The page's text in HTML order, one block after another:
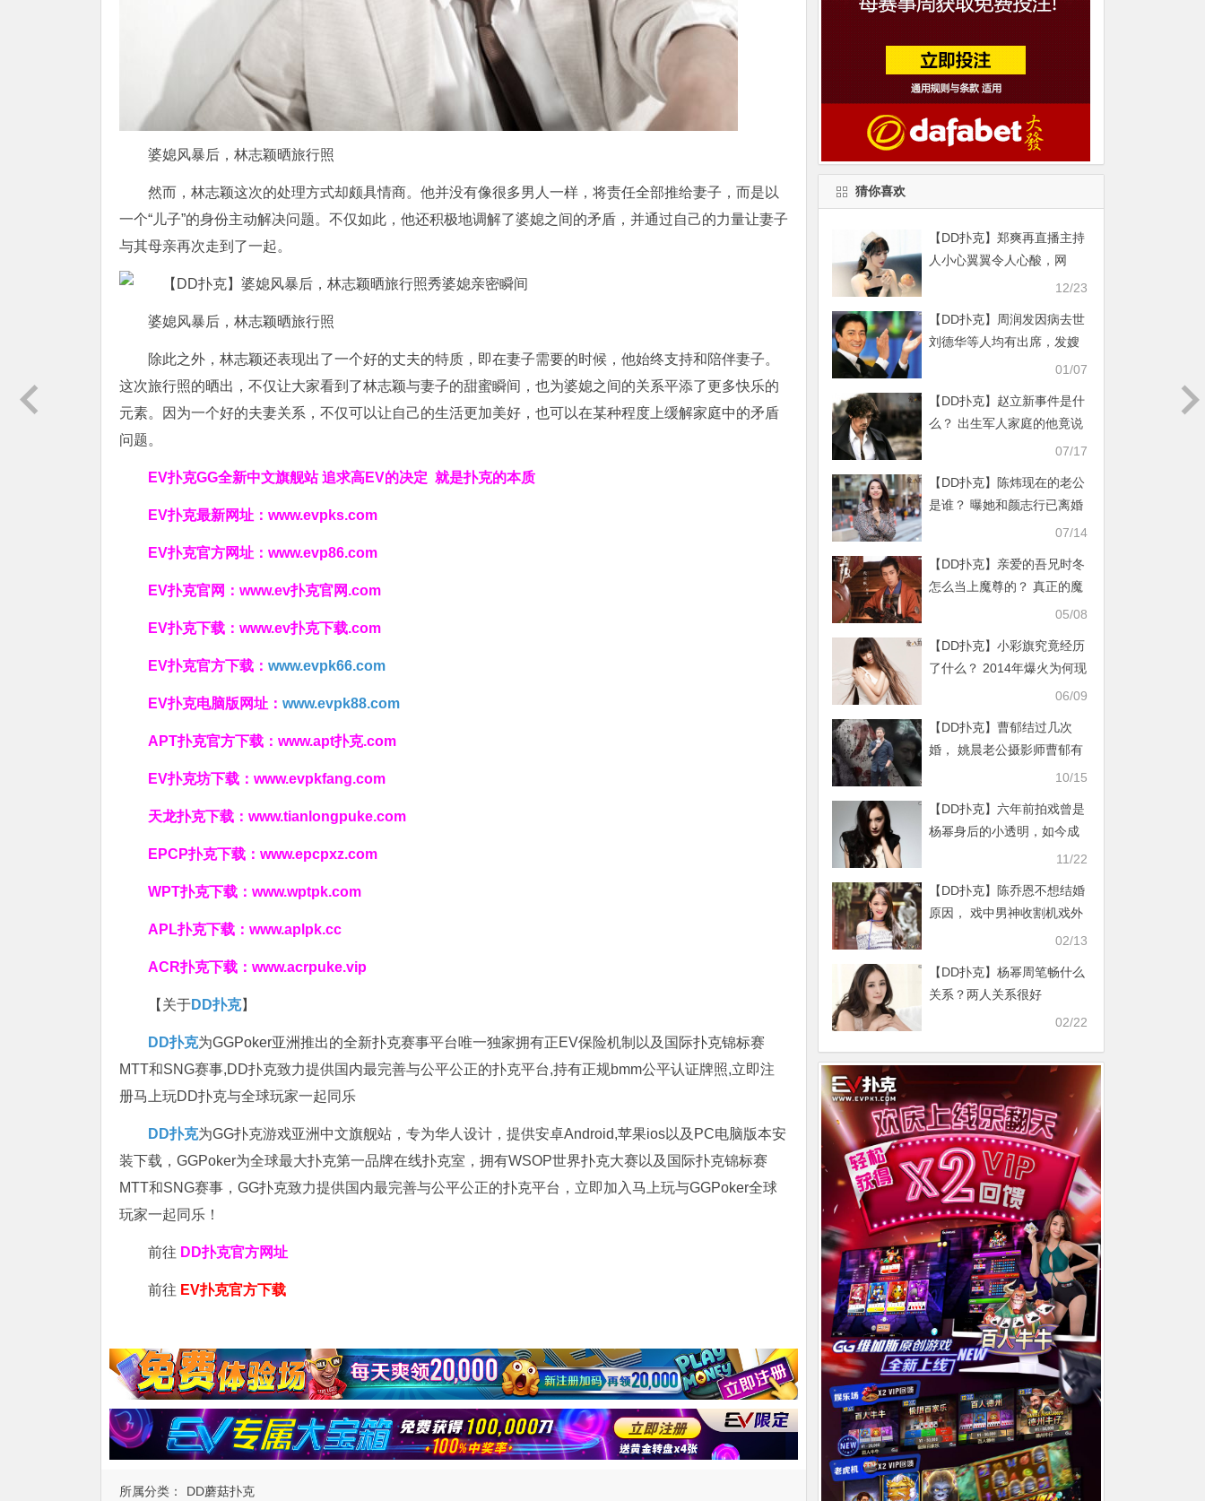
所属分类： DD蘑菇扑克
婆媳风暴后，林志颖晒旅行照
然而，林志颖这次的处理方式却颇具情商。他并没有像很多男人一样，将责任全部推给妻子，而是以
一个“儿子”的身份主动解决问题。不仅如此，他还积极地调解了婆媳之间的矛盾，并通过自己的力量让妻子
与其母亲再次走到了一起。
婆媳风暴后，林志颖晒旅行照
除此之外，林志颖还表现出了一个好的丈夫的特质，即在妻子需要的时候，他始终支持和陪伴妻子。
这次旅行照的晒出，不仅让大家看到了林志颖与妻子的甜蜜瞬间，也为婆媳之间的关系平添了更多快乐的
元素。因为一个好的夫妻关系，不仅可以让自己的生活更加美好，也可以在某种程度上缓解家庭中的矛盾
问题。
EV扑克GG全新中文旗舰站追求高EV的决定 就是扑克的本质
EV扑克最新网址： www.evpks.com
EV扑克官方网址： www.evp86.com
EV扑克官网： www.ev扑克官网.com
EV扑克下载： www.ev扑克下载.com
EV扑克官方下载： www.evpk66.com
EV扑克电脑版网址： www.evpk88.com
APT扑克官方下载： www.apt扑克.com
EV扑克坊下载： www.evpkfang.com
天龙扑克下载： www.tianlongpuke.com
EPCP扑克下载： www.epcpxz.com
WPT扑克下载： www.wptpk.com
APL扑克下载： www.aplpk.cc
ACR扑克下载： www.acrpuke.vip
【关于DD扑克】
DD扑克为GGPoker亚洲推出的全新扑克赛事平台唯一独家拥有正EV保险机制以及国际扑克锦标赛
MTT和SNG赛事,DD扑克致力提供国内最完善与公平公正的扑克平台,持有正规bmm公平认证牌照,立即注
册马上玩DD扑克与全球玩家一起同乐
DD扑克为GG扑克游戏亚洲中文旗舰站，专为华人设计，提供安卓Android,苹果ios以及PC电脑版本安
装下载，GGPoker为全球最大扑克第一品牌在线扑克室，拥有WSOP世界扑克大赛以及国际扑克锦标赛
MTT和SNG赛事，GG扑克致力提供国内最完善与公平公正的扑克平台，立即加入马上玩与GGPoker全球
玩家一起同乐！
前往 DD扑克官方网址
前往 EV扑克官方下载
猜你喜欢
【DD扑克】郑爽再直播主持
人小心翼翼令人心酸，网
12/23
【DD扑克】周润发因病去世
刘德华等人均有出席，发嫂
01/07
【DD扑克】赵立新事件是什
么？ 出生军人家庭的他竟说
07/17
【DD扑克】陈炜现在的老公
是谁？ 曝她和颜志行已离婚
07/14
【DD扑克】亲爱的吾兄时冬
怎么当上魔尊的？ 真正的魔
05/08
【DD扑克】小彩旗究竟经历
了什么？ 2014年爆火为何现
06/09
【DD扑克】曹郁结过几次
婚， 姚晨老公摄影师曹郁有
10/15
【DD扑克】六年前拍戏曾是
杨幂身后的小透明，如今成
11/22
【DD扑克】陈乔恩不想结婚
原因， 戏中男神收割机戏外
02/13
【DD扑克】杨幂周笔畅什么
关系？两人关系很好
02/22